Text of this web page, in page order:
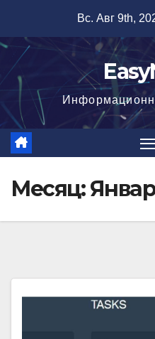
содержимому
Вс. Авг 9th,
Месяц: